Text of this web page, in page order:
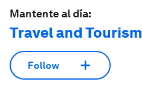
Mantente al día:
Travel and Tourism
Follow